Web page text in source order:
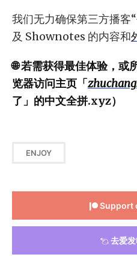
我们无力确保第三方播客
及 Shownotes 的内容和
🌐 若需获得最佳体验，或
览器访问主页「
了」的中文全拼.xyz）
ENJOY
Support
去爱